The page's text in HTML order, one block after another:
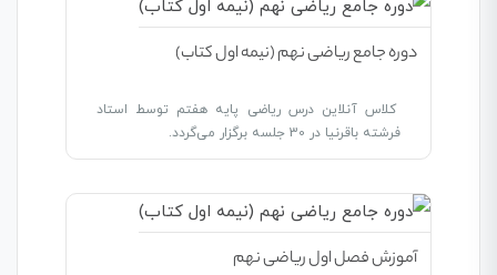
دوره جامع ریاضی نهم (نیمه اول کتاب)
کلاس آنلاین درس ریاضی پایه هفتم توسط استاد
فرشته باقرنیا در 30 جلسه برگزار می‌گردد.
آموزش فصل اول ریاضی نهم